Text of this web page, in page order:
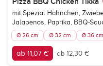
mit Spezial Hähnchen,
Jalapenos, Paprika, BBQ-
Ø 26 cm Ø 32 cm Ø 36 cm
ab 11,07 € ab 12,30 €